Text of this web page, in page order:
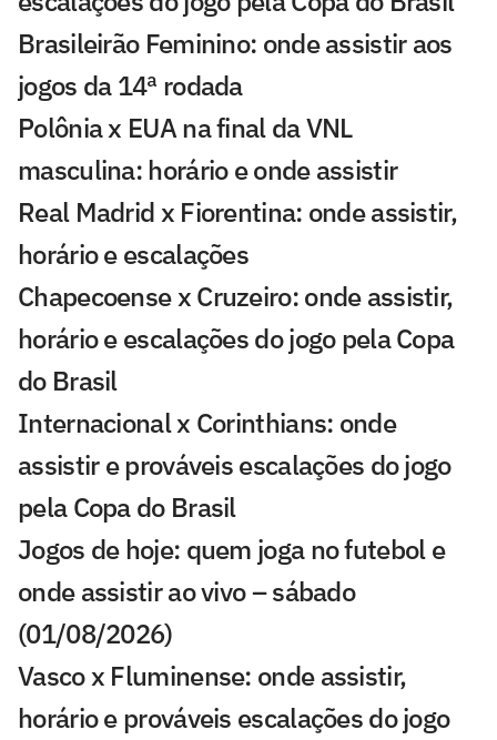
Brasileirão Feminino: onde assistir aos
jogos da 14ª rodada
Polônia x EUA na final da VNL
masculina: horário e onde assistir
Real Madrid x Fiorentina: onde assistir,
horário e escalações
Chapecoense x Cruzeiro: onde assistir,
horário e escalações do jogo pela Copa
do Brasil
Internacional x Corinthians: onde
assistir e prováveis escalações do jogo
pela Copa do Brasil
Jogos de hoje: quem joga no futebol e
onde assistir ao vivo – sábado
(01/08/2026)
Vasco x Fluminense: onde assistir,
horário e prováveis escalações do jogo